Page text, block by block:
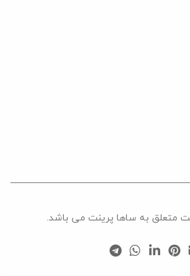
متعلق به ساها پرینت می باشد.